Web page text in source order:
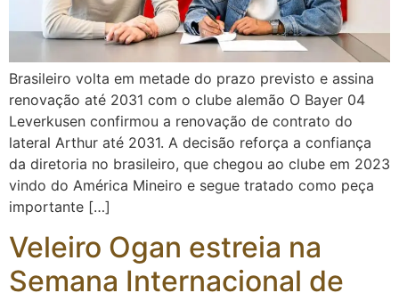
Brasileiro volta em metade do prazo previsto e assina
renovação até 2031 com o clube alemão O Bayer 04
Leverkusen confirmou a renovação de contrato do
lateral Arthur até 2031. A decisão reforça a confiança
da diretoria no brasileiro, que chegou ao clube em 2023
vindo do América Mineiro e segue tratado como peça
importante […]
Veleiro Ogan estreia na
Semana Internacional de